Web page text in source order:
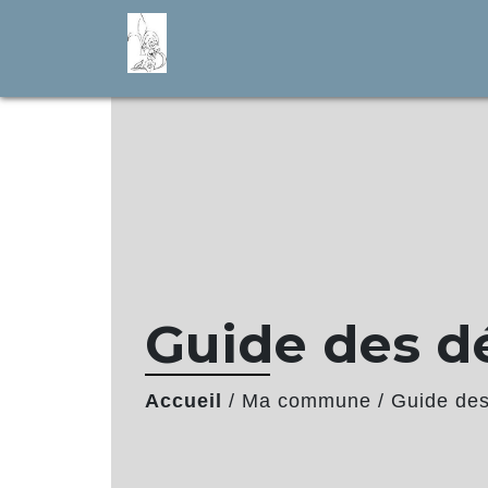
Guide des
Accueil / Ma commune / Guide